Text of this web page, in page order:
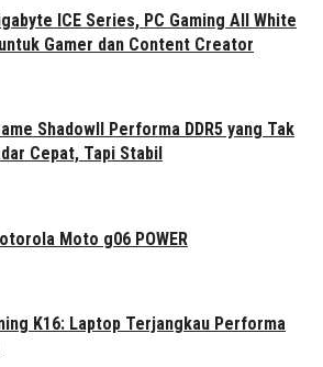
ICE Series, PC Gaming All White
Gamer dan Content Creator
ShadowII Performa DDR5 yang Tak
Cepat, Tapi Stabil
Moto g06 POWER
K16: Laptop Terjangkau Performa